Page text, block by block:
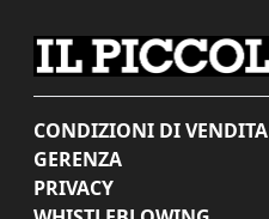
CONDIZIONI DI VENDITA
GERENZA
PRIVACY